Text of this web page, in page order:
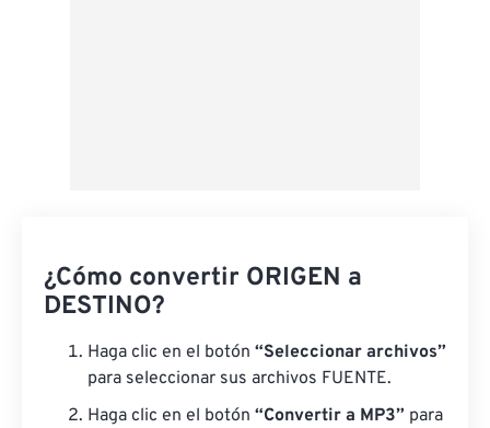
¿Cómo convertir ORIGEN a
DESTINO?
Haga clic en el botón “Seleccionar archivos”
para seleccionar sus archivos FUENTE.
Haga clic en el botón “Convertir a MP3” para